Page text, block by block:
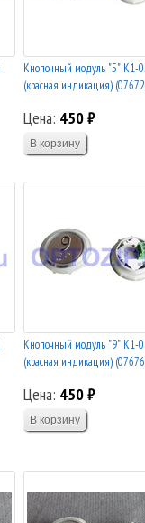
Кнопочный модуль "5" К1-
(красная индикация)
Цена: 450 ₽
Кнопочный модуль "9" К1-
(красная индикация)
Цена: 450 ₽